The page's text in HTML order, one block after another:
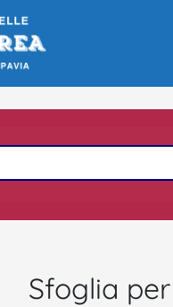
Sfoglia